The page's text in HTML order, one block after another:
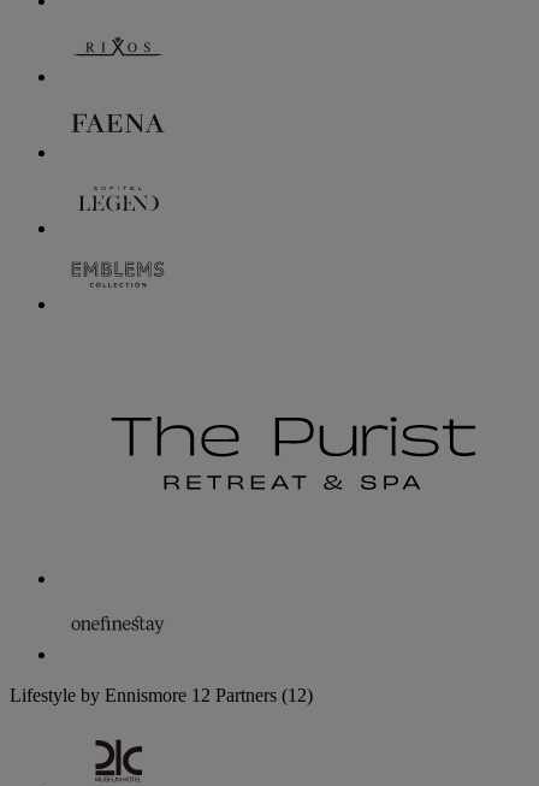
Lifestyle by Ennismore 12 Partners (12)